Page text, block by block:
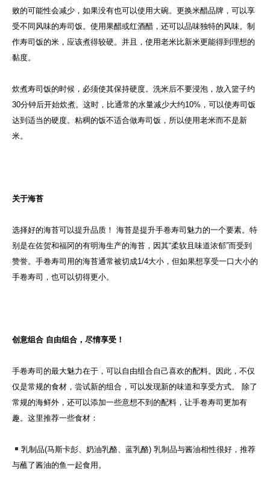
败的可能性会减少，如果没有也可以使用大碗。更换米醋品牌，可以享
受不同风味的寿司饭。使用果醋或红酒醋，还可以品味独特的风味。制
作寿司饭的米，应该煮得较硬。并且，使用老米比新米更能得到理想的
黏度。
炊煮寿司饭的时候，必须使其保持硬度。洗米后不要浸泡，放入篮子约
30分钟后开始炊煮。这时，比通常的水量减少大约10%，可以使寿司饭
达到适当的硬度。粘稠的饭不适合做寿司饭，所以使用老米而不是新
米。
关于海苔
选择好的海苔可以提升品质！ 海苔是提升手卷寿司魅力的一个要素。特
别是在佐贺和福冈的有明海生产的海苔，因其“柔软且味道浓郁”而受到
赞誉。手卷寿司用的海苔通常被切成1/4大小，但如果想享受一口大小的
手卷寿司，也可以切得更小。
创意组合 自由组合，尽情享受！
手卷寿司的最大魅力在于，可以自由组合自己喜欢的配料。因此，不仅
仅是常规的食材，尝试新的组合，可以发现新的味道和享受方式。 除了
常规的海鲜外，还可以添加一些意想不到的配料，让手卷寿司更加有
趣。这里推荐一些食材：
乳制品(马斯卡彭、奶油乳酪、蓝乳酪) 乳制品与酱油相性很好，推荐
与蘸了酱油的鱼一起食用。